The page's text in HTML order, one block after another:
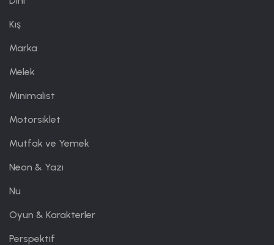
Kış
Marka
Melek
Minimalist
Motorsiklet
Mutfak ve Yemek
Neon & Yazı
Nu
Oyun & Karakterler
Perspektif